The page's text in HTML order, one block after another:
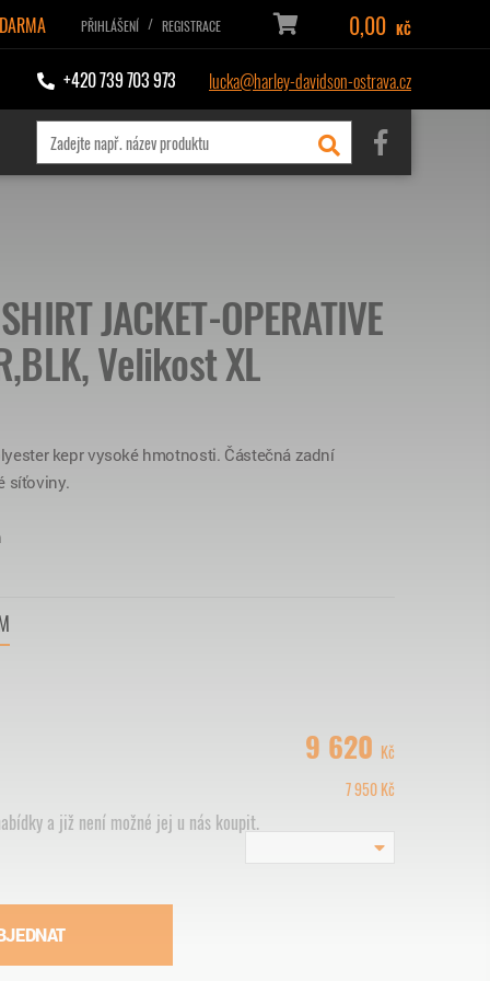
PŘIHLÁŠENÍ / REGISTRACE 0,00 KČ
+420 739 703 973 lucka@harley-davidson-ostrava.cz
JACKET-OPERATIVE
Velikost XL
kepr vysoké hmotnosti. Částečná zadní
síťoviny.
9 620 Kč
7 950Kč
a již není možné jej u nás koupit.